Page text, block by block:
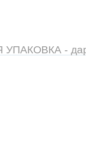
-